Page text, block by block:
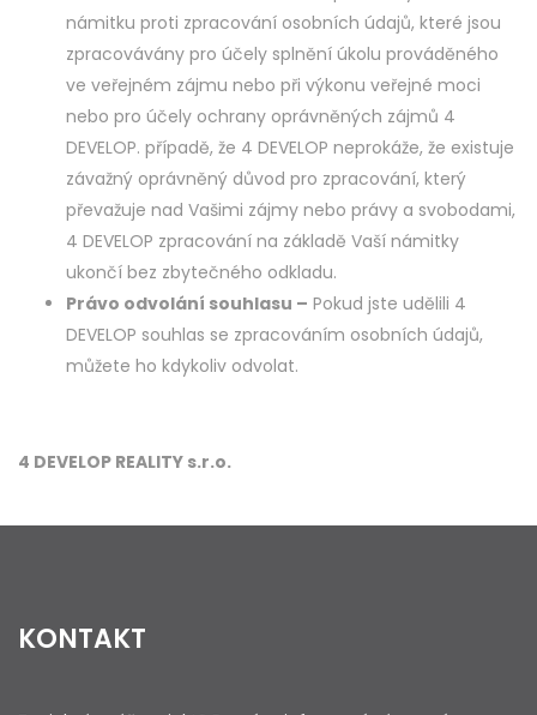
námitku proti zpracování osobních údajů, které jsou
zpracovávány pro účely splnění úkolu prováděného
ve veřejném zájmu nebo při výkonu veřejné moci
nebo pro účely ochrany oprávněných zájmů 4
DEVELOP. případě, že 4 DEVELOP neprokáže, že existuje
závažný oprávněný důvod pro zpracování, který
převažuje nad Vašimi zájmy nebo právy a svobodami,
4 DEVELOP zpracování na základě Vaší námitky
ukončí bez zbytečného odkladu.
Právo odvolání souhlasu – Pokud jste udělili 4
DEVELOP souhlas se zpracováním osobních údajů,
můžete ho kdykoliv odvolat.
4 DEVELOP REALITY s.r.o.
KONTAKT